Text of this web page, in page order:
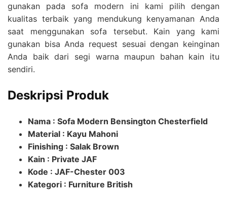
gunakan pada sofa modern ini kami pilih dengan
kualitas terbaik yang mendukung kenyamanan Anda
saat menggunakan sofa tersebut. Kain yang kami
gunakan bisa Anda request sesuai dengan keinginan
Anda baik dari segi warna maupun bahan kain itu
sendiri.
Deskripsi Produk
Nama : Sofa Modern Bensington Chesterfield
Material : Kayu Mahoni
Finishing : Salak Brown
Kain : Private JAF
Kode : JAF-Chester 003
Kategori : Furniture British